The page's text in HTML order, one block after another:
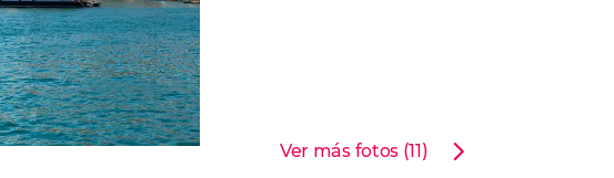
Ver más fotos (11)